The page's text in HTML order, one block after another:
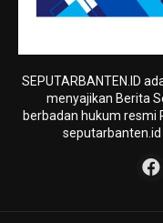
SEPUTARBANTEN.ID
menyajikan Berita
berbadan hukum resmi
seputarbanten.id